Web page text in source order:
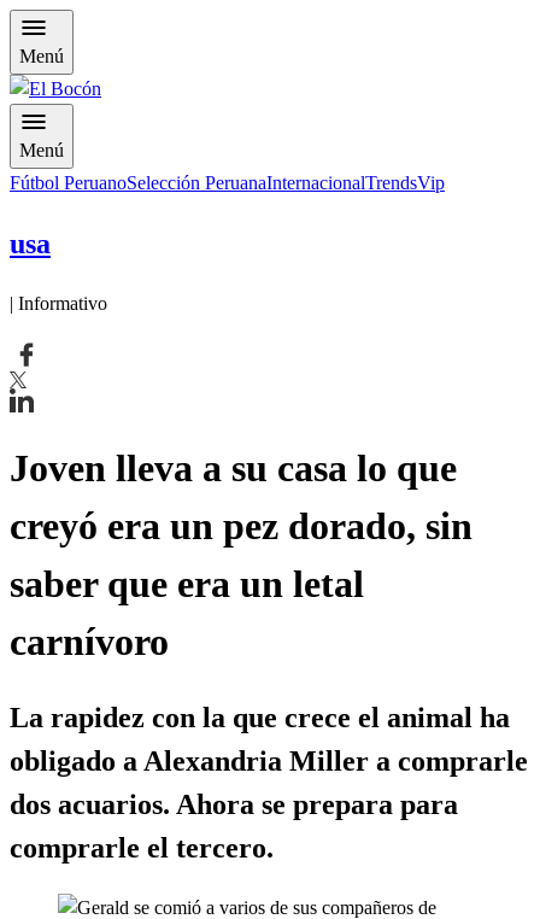
Menú
Menú
Fútbol PeruanoSelección PeruanaInternacionalTrendsVip
usa
| Informativo
Joven lleva a su casa lo que
creyó era un pez dorado, sin
saber que era un letal
carnívoro
La rapidez con la que crece el animal ha
obligado a Alexandria Miller a comprarle
dos acuarios. Ahora se prepara para
comprarle el tercero.